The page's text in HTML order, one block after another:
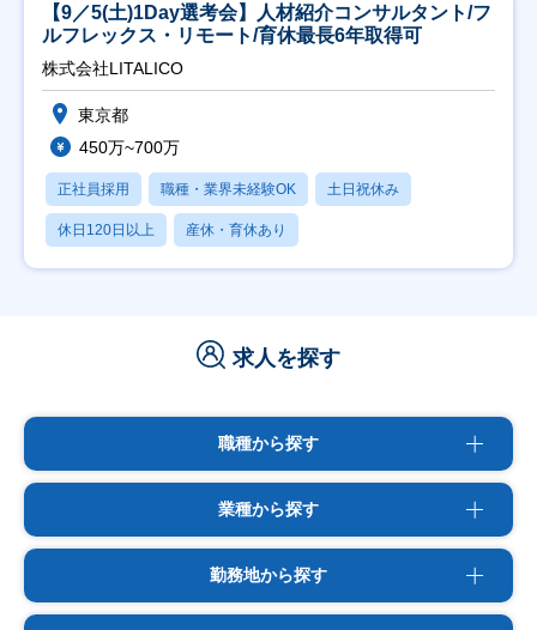
【9／5(土)1Day選考会】人材紹介コンサルタント/フ
ルフレックス・リモート/育休最長6年取得可
株式会社LITALICO
東京都
450万~700万
正社員採用 職種・業界未経験OK 土日祝休み
休日120日以上 産休・育休あり
求人を探す
職種から探す
業種から探す
勤務地から探す